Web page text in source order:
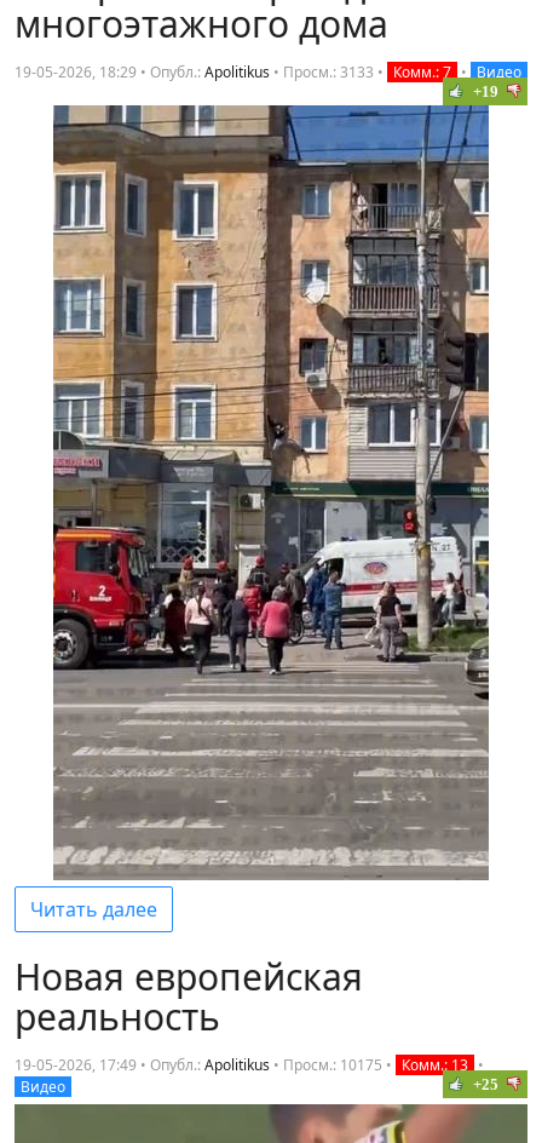
многоэтажного дома
19-05-2026, 18:29 • Опубл.:Apolitikus • Просм.: 3133 • Комм.: 7 • Видео
+19
Читать далее
Новая европейская
реальность
19-05-2026, 17:49 • Опубл.:Apolitikus • Просм.: 10175 • Комм.: 13 •
Видео
+25